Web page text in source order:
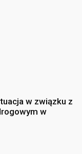
w związku z
w